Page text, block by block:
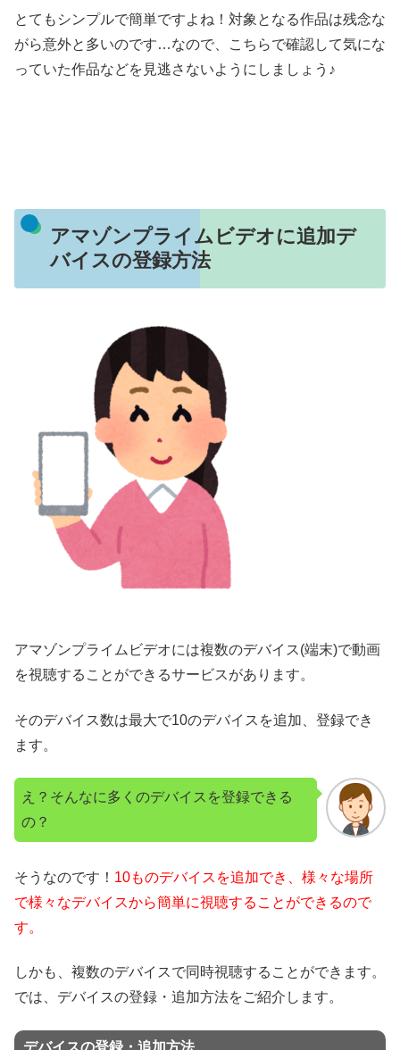
とてもシンプルで簡単ですよね！対象となる作品は残念な
がら意外と多いのです…なので、こちらで確認して気にな
っていた作品などを見逃さないようにしましょう♪
アマゾンプライムビデオに追加デ
バイスの登録方法
アマゾンプライムビデオには複数のデバイス(端末)で動画
を視聴することができるサービスがあります。
そのデバイス数は最大で10のデバイスを追加、登録でき
ます。
え？そんなに多くのデバイスを登録できる
の？
そうなのです！ 10ものデバイスを追加でき、様々な場所
で様々なデバイスから簡単に視聴することができるので
す。
しかも、複数のデバイスで同時視聴することができます。
では、デバイスの登録・追加方法をご紹介します。
デバイスの登録・追加方法